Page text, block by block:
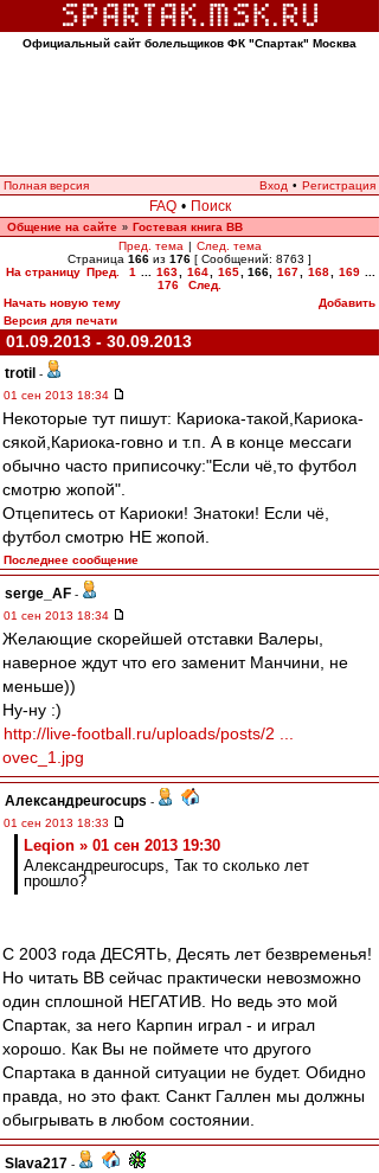
Официальный сайт болельщиков ФК "Спартак" Москва
Полная версия Вход • Регистрация
FAQ • Поиск
Общение на сайте » Гостевая книга ВВ
Пред. тема | След. тема
Страница 166 из 176 [ Сообщений: 8763 ]
На страницу Пред. 1 163 164 165 166, 167 168 169
176
След.
Начать новую тему
Добавить
Версия для печати
01.09.2013 - 30.09.2013
trotil -
01 сен 2013 18:34
Некоторые тут пишут: Кариока-такой,Кариока-
сякой,Кариока-говно и т.п. А в конце мессаги
обычно часто приписочку:"Если чё,то футбол
смотрю жопой".
Отцепитесь от Кариоки! Знатоки! Если чё,
футбол смотрю НЕ жопой.
Последнее сообщение
serge_AF -
01 сен 2013 18:34
Желающие скорейшей отставки Валеры,
наверное ждут что его заменит Манчини, не
меньше))
Ну-ну :)
http://live-football.ru/uploads/posts/2 ...
ovec_1.jpg
Александрeurocups -
01 сен 2013 18:33
Leqion » 01 сен 2013 19:30
Александрeurocups, Так то сколько лет
прошло?
С 2003 года ДЕСЯТЬ, Десять лет безвременья!
Но читать ВВ сейчас практически невозможно
один сплошной НЕГАТИВ. Но ведь это мой
Спартак, за него Карпин играл - и играл
хорошо. Как Вы не поймете что другого
Спартака в данной ситуации не будет. Обидно
правда, но это факт. Санкт Галлен мы должны
обыгрывать в любом состоянии.
Slava217 -